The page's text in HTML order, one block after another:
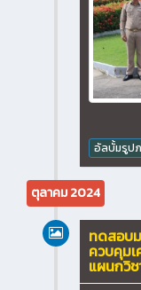
อัลบั้มรูป
ตุลาคม 2024
ทดสอบ
ควบคุมเ
แผนกวิช